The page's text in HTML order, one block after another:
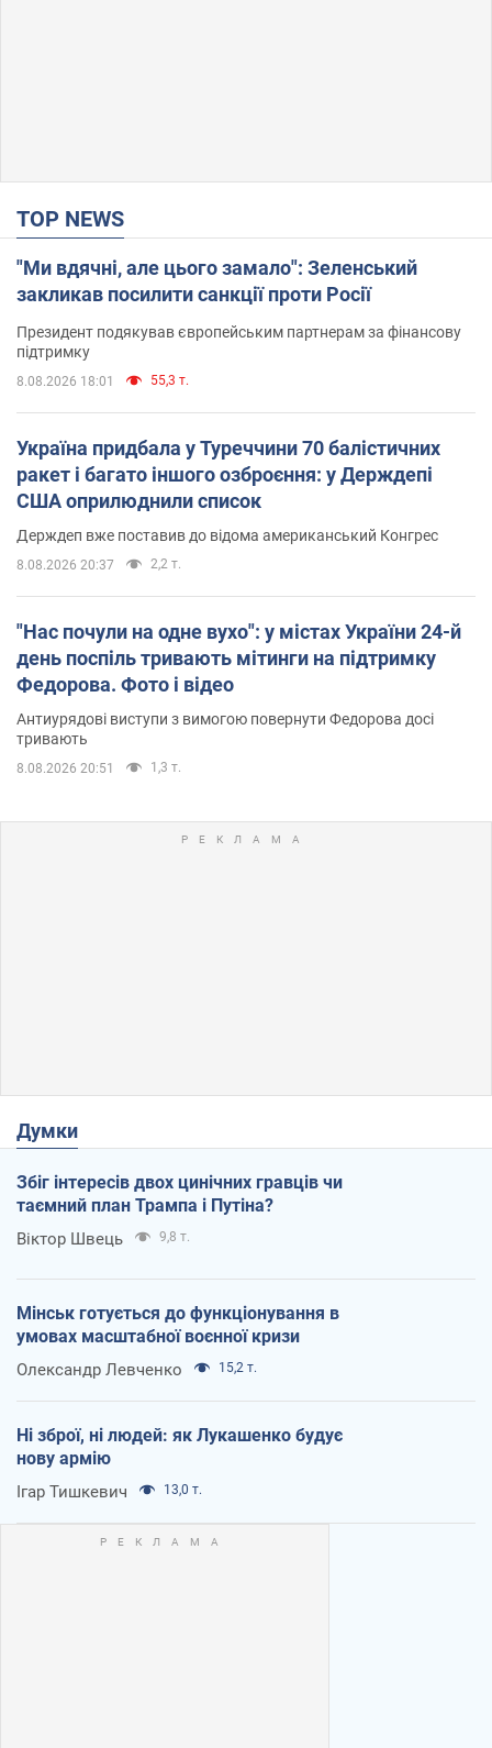
TOP NEWS
"Ми вдячні, але цього замало": Зеленський
закликав посилити санкції проти Росії
Президент подякував європейським партнерам за фінансову
підтримку
8.08.2026 18:01 55,3 т.
Україна придбала у Туреччини 70 балістичних
ракет і багато іншого озброєння: у Держдепі
США оприлюднили список
Держдеп вже поставив до відома американський Конгрес
8.08.2026 20:37 2,2 т.
"Нас почули на одне вухо": у містах України 24-й
день поспіль тривають мітинги на підтримку
Федорова. Фото і відео
Антиурядові виступи з вимогою повернути Федорова досі
тривають
8.08.2026 20:51 1,3 т.
Думки
Збіг інтересів двох цинічних гравців чи
таємний план Трампа і Путіна?
Віктор Швець 9,8 т.
Мінськ готується до функціонування в
умовах масштабної воєнної кризи
Олександр Левченко 15,2 т.
Ні зброї, ні людей: як Лукашенко будує
нову армію
Ігар Тишкевич 13,0 т.